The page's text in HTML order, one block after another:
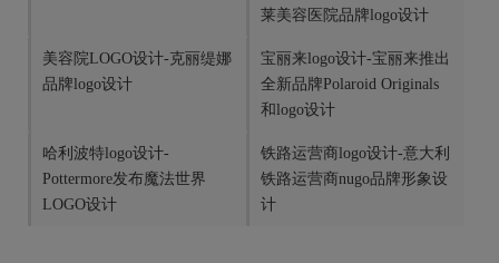
莱美容医院品牌logo设计
美容院LOGO设计-克丽缇娜
品牌logo设计
宝丽来logo设计-宝丽来推出
全新品牌Polaroid Originals
和logo设计
哈利波特logo设计-
Pottermore发布魔法世界
LOGO设计
铁路运营商logo设计-意大利
铁路运营商nugo品牌形象设
计